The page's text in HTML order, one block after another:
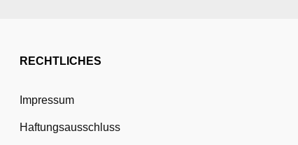
RECHTLICHES
Impressum
Haftungsausschluss